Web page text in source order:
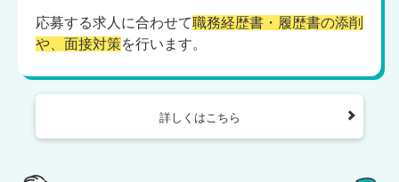
応募する求人に合わせて職務経歴書・履歴書の添削
や、面接対策を行います。
詳しくはこちら